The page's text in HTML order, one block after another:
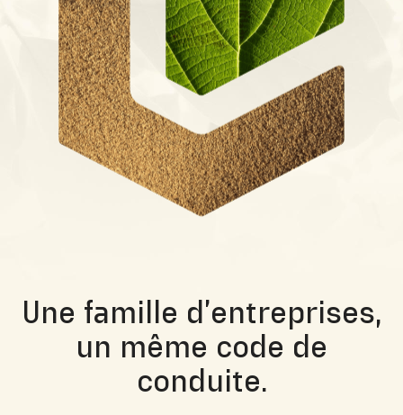
Une famille d’entreprises,
un même code de
conduite.